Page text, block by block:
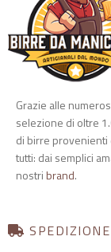
Grazie alle
selezione di oltre
di birre provenienti
tutti: dai semplici
nostri brand.
SPEDIZIONE